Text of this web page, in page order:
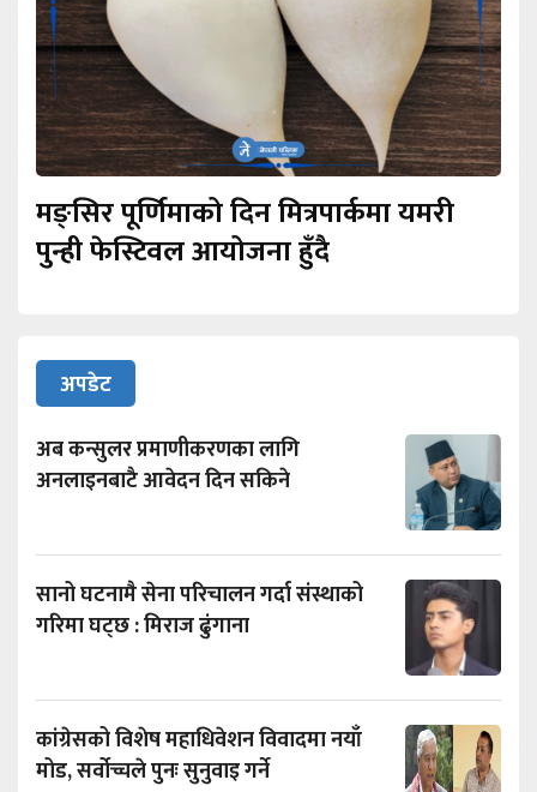
मङ्सिर पूर्णिमाको दिन मित्रपार्कमा यमरी
पुन्ही फेस्टिवल आयोजना हुँदै
अपडेट
अब कन्सुलर प्रमाणीकरणका लागि
अनलाइनबाटै आवेदन दिन सकिने
सानो घटनामै सेना परिचालन गर्दा संस्थाको
गरिमा घट्छ : मिराज ढुंगाना
कांग्रेसको विशेष महाधिवेशन विवादमा नयाँ
मोड, सर्वोच्चले पुनः सुनुवाइ गर्ने